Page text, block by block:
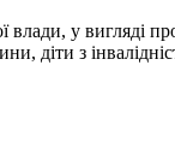
влади, у вигляді
діти з